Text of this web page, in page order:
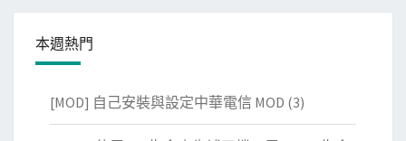
本週熱門
[MOD] 自己安裝與設定中華電信 MOD (3)